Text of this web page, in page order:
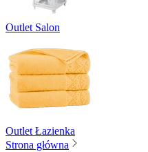
Outlet Salon
Outlet Łazienka
Strona główna